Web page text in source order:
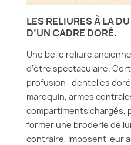
LES RELIURES À LA
D’UN CADRE DORÉ.
Une belle reliure
d’être spectaculaire.
profusion : dentelles
maroquin, armes
compartiments chargés,
former une broderie de
contraire, imposent leur